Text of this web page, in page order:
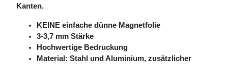
Kanten.
KEINE einfache dünne Magnetfolie
3-3,7 mm Stärke
Hochwertige Bedruckung
Material: Stahl und Aluminium, zusätzlicher